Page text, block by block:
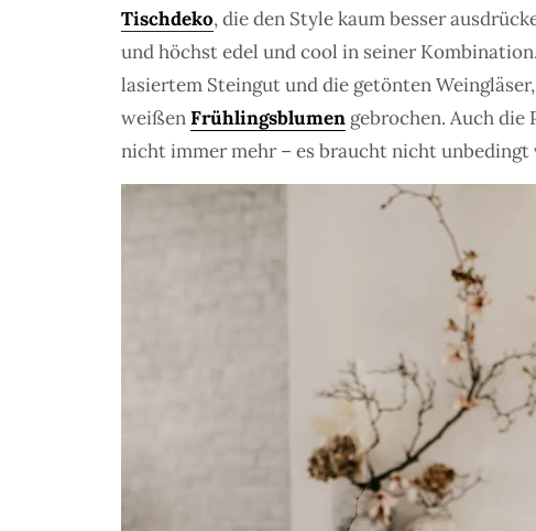
Tischdeko, die den Style kaum besser
und höchst edel und cool in seiner
lasiertem Steingut und die getönten
weißenFrühlingsblumengebrochen. Auch die
nicht immer mehr – es braucht nicht